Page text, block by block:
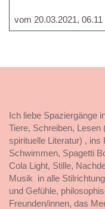
vom 20.03.2021, 06.11
Ich liebe Spaziergänge
Tiere, Schreiben, Lesen
spirituelle Literatur) , ins
Schwimmen, Spagetti
Cola Light, Stille,
Musik in alle
und Gefühle,
Freunden/innen, das